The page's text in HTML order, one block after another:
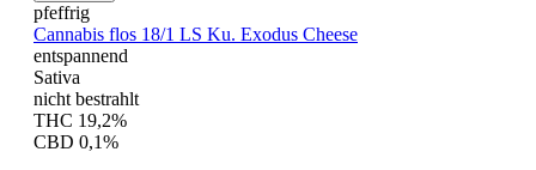
pfeffrig
Cannabis flos 18/1 LS Ku. Exodus Cheese
entspannend
Sativa
nicht bestrahlt
THC 19,2%
CBD 0,1%